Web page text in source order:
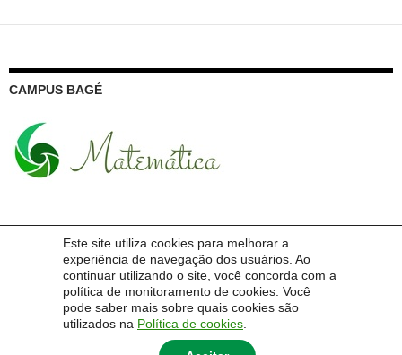
Este site utiliza cookies para melhorar a
experiência de navegação dos usuários. Ao
continuar utilizando o site, você concorda com a
política de monitoramento de cookies. Você
pode saber mais sobre quais cookies são
utilizados na Política de cookies
posts
CAMPUS BAGÉ
PESQUISA NO SITE DO CURSO
Pesquisar